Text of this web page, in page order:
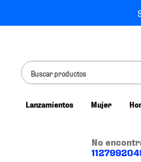
Buscar productos
Lanzamientos Mujer
No